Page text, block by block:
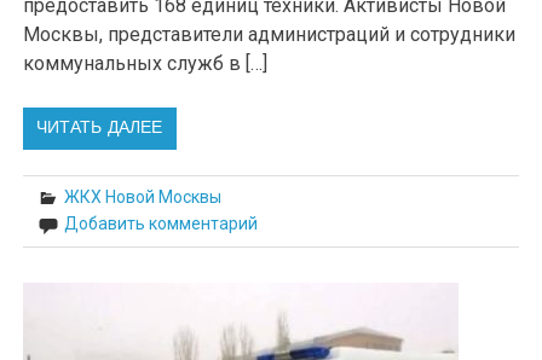
предоставить 168 единиц техники. Активисты Новой
Москвы, представители администраций и сотрудники
коммунальных служб в […]
ЧИТАТЬ ДАЛЕЕ
ЖКХ Новой Москвы
Добавить комментарий